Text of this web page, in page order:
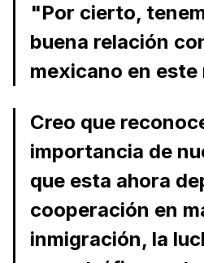
"Por cierto,
buena relación
mexicano en este
Creo que
importancia de
que esta ahora
cooperación en
inmigración, la